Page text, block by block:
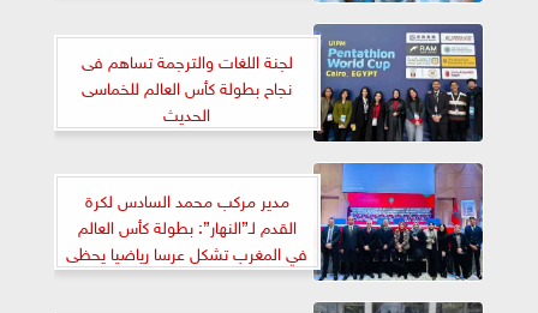
لجنة اللغات والترجمة تساهم فى
نجاح بطولة كأس العالم للخماسى
الحديث
مدير مركب محمد السادس لكرة
القدم لـ”النهار”: بطولة كأس العالم
في المغرب تشكل عرسا رياضيا يحظى
بدعم الملك محمد السادس ونتوقع